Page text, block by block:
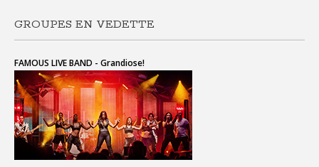
GROUPES EN VEDETTE
FAMOUS LIVE BAND - Grandiose!